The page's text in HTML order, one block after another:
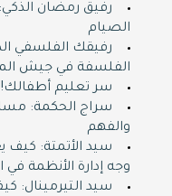
رفيق رمضان
الصيام
رفيقك الفلسفي
الفلسفة في جيش
سر تعليم أطفالك!
سراج الحكمة:
والفهم
وجه إدارة الأنظمة في
سيد التيرمينال: